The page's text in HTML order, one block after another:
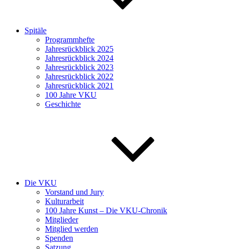
Spitäle
Programmhefte
Jahresrückblick 2025
Jahresrückblick 2024
Jahresrückblick 2023
Jahresrückblick 2022
Jahresrückblick 2021
100 Jahre VKU
Geschichte
Die VKU
Vorstand und Jury
Kulturarbeit
100 Jahre Kunst – Die VKU-Chronik
Mitglieder
Mitglied werden
Spenden
Satzung